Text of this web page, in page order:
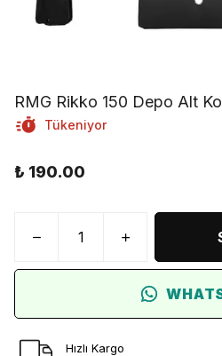
RMG Rikko 150 Depo Alt
Tükeniyor
₺ 190.00
Hızlı Kargo